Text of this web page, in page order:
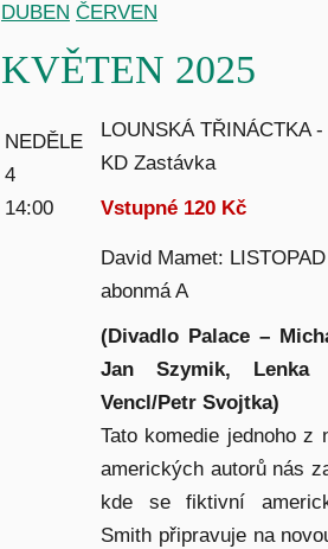
DUBEN ČERVEN
KVĚTEN 2025
NEDĚLE
4
14:00
LOUNSKÁ TŘINÁCTKA
KD Zastávka
Vstupné 120 Kč
David Mamet: LISTOPAD
abonmá A
(Divadlo Palace –
Jan Szymik, Lenka
Vencl/Petr Svojtka)
Tato komedie jednoho z
amerických autorů nás
kde se fiktivní
Smith připravuje na